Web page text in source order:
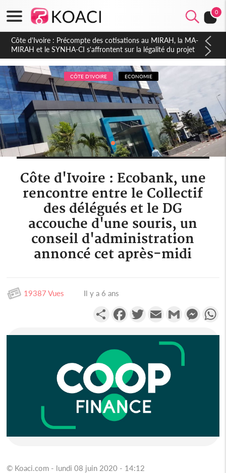
0
Côte d'Ivoire : Indépendance 2026, Thiam plaide pour un
environnement démocratique plus apaisé
CÔTE D'IVOIRE ECONOMIE
Côte d'Ivoire : Ecobank, une
rencontre entre le Collectif
des délégués et le DG
accouche d'une souris, un
conseil d'administration
annoncé cet après-midi
19387 Vues Il y a 6 ans
PartagerFacebookTwitterEmail Gmail
© Koaci.com - lundi 08 juin 2020 - 14:12